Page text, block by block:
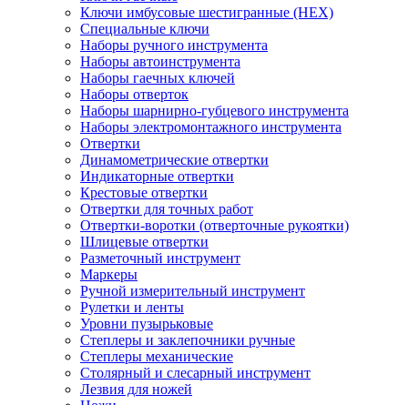
Ключи имбусовые шестигранные (HEX)
Специальные ключи
Наборы ручного инструмента
Наборы автоинструмента
Наборы гаечных ключей
Наборы отверток
Наборы шарнирно-губцевого инструмента
Наборы электромонтажного инструмента
Отвертки
Динамометрические отвертки
Индикаторные отвертки
Крестовые отвертки
Отвертки для точных работ
Отвертки-воротки (отверточные рукоятки)
Шлицевые отвертки
Разметочный инструмент
Маркеры
Ручной измерительный инструмент
Рулетки и ленты
Уровни пузырьковые
Степлеры и заклепочники ручные
Степлеры механические
Столярный и слесарный инструмент
Лезвия для ножей